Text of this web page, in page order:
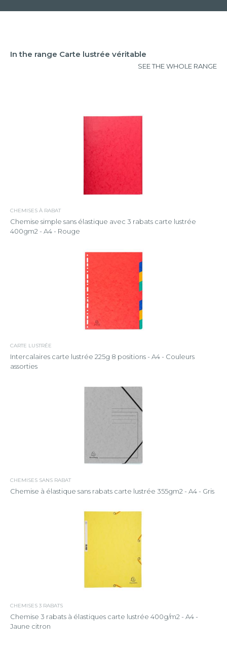
In the range Carte lustrée véritable
SEE THE WHOLE RANGE
CHEMISES À RABAT
Chemise simple sans élastique avec 3 rabats carte lustrée
400gm2 - A4 - Rouge
CARTE LUSTRÉE
Intercalaires carte lustrée 225g 8 positions - A4 - Couleurs
assorties
CHEMISES SANS RABAT
Chemise à élastique sans rabats carte lustrée 355gm2 - A4 - Gris
CHEMISES 3 RABATS
Chemise 3 rabats à élastiques carte lustrée 400g/m2 - A4 -
Jaune citron